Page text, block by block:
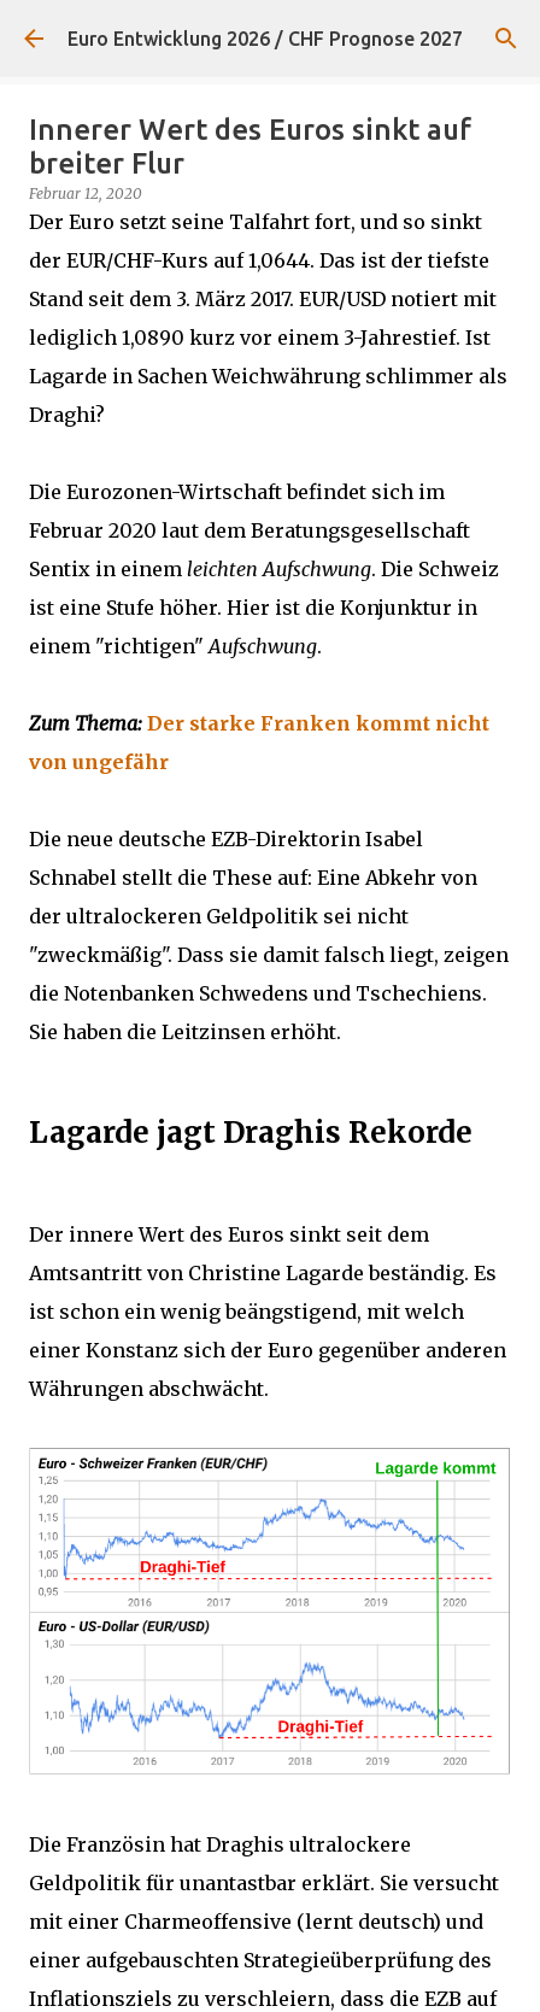
Direkt zum Hauptbereich
Euro Entwicklung 2026 / CHF Prognose 2027
Innerer Wert des Euros sinkt auf
breiter Flur
Februar 12, 2020
Der Euro setzt seine Talfahrt fort, und so sinkt
der EUR/CHF-Kurs auf 1,0644. Das ist der tiefste
Stand seit dem 3. März 2017. EUR/USD notiert mit
lediglich 1,0890 kurz vor einem 3-Jahrestief. Ist
Lagarde in Sachen Weichwährung schlimmer als
Draghi?
Die Eurozonen-Wirtschaft befindet sich im
Februar 2020 laut dem Beratungsgesellschaft
Sentix in einem leichten Aufschwung. Die Schweiz
ist eine Stufe höher. Hier ist die Konjunktur in
einem "richtigen"Aufschwung.
Zum Thema: Der starke Franken kommt nicht
von ungefähr
Die neue deutsche EZB-Direktorin Isabel
Schnabel stellt die These auf: Eine Abkehr von
der ultralockeren Geldpolitik sei nicht
"zweckmäßig". Dass sie damit falsch liegt, zeigen
die Notenbanken Schwedens und Tschechiens.
Sie haben die Leitzinsen erhöht.
Lagarde jagt Draghis Rekorde
Der innere Wert des Euros sinkt seit dem
Amtsantritt von Christine Lagarde beständig. Es
ist schon ein wenig beängstigend, mit welch
einer Konstanz sich der Euro gegenüber anderen
Währungen abschwächt.
Die Französin hat Draghis ultralockere
Geldpolitik für unantastbar erklärt. Sie versucht
mit einer Charmeoffensive (lernt deutsch) und
einer aufgebauschten Strategieüberprüfung des
Inflationsziels zu verschleiern, dass die EZB auf